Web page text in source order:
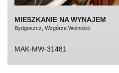
MIESZKANIE NA WYNAJEM
Bydgoszcz, Wzgórze Wolności
MAK-MW-31481